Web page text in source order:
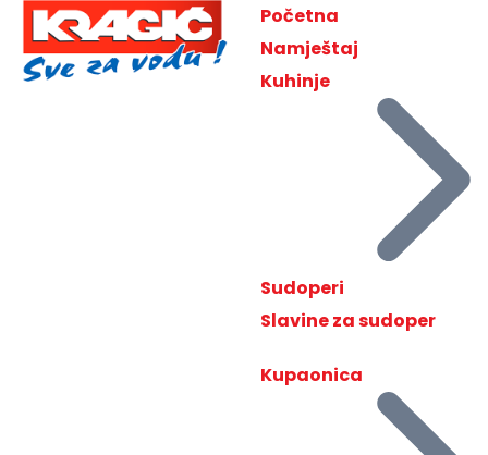
Početna
Namještaj
Kuhinje
Sudoperi
Slavine za sudoper
Kupaonica